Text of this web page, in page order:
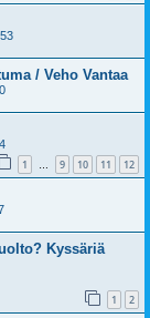
/ Veho Vantaa
1 … 9 10 11 12
Kyssäriä
1 2